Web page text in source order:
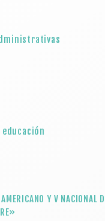
Y V NACIONAL